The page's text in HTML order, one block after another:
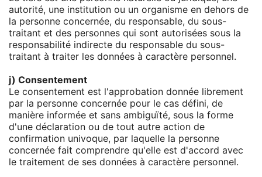
autorité, une institution ou un organisme en dehors de
la personne concernée, du responsable, du sous-
traitant et des personnes qui sont autorisées sous la
responsabilité indirecte du responsable du sous-
traitant à traiter les données à caractère personnel.
j) Consentement
Le consentement est l'approbation donnée librement
par la personne concernée pour le cas défini, de
manière informée et sans ambiguïté, sous la forme
d'une déclaration ou de tout autre action de
confirmation univoque, par laquelle la personne
concernée fait comprendre qu'elle est d'accord avec
le traitement de ses données à caractère personnel.